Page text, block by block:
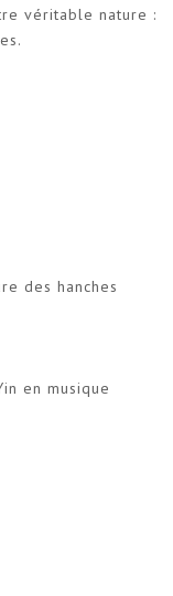
véritable nature :
des hanches
en musique